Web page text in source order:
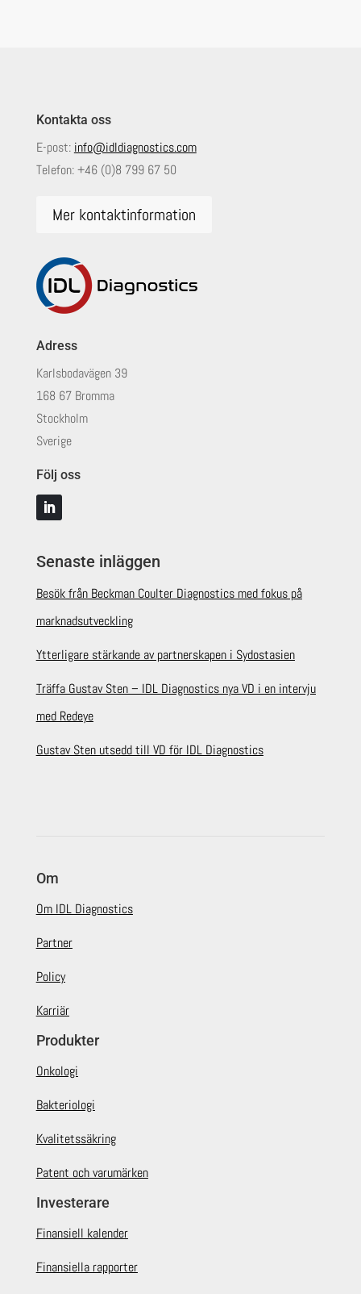
Kontakta oss
E-post: info@idldiagnostics.com
Telefon:+46 (0)8 799 67 50
Mer kontaktinformation
Adress
Karlsbodavägen 39
168 67 Bromma
Stockholm
Sverige
Följ oss
Senaste inläggen
Besök från Beckman Coulter Diagnostics med fokus på
marknadsutveckling
Ytterligare stärkande av partnerskapen i Sydostasien
Träffa Gustav Sten – IDL Diagnostics nya VD i en intervju
med Redeye
Gustav Sten utsedd till VD för IDL Diagnostics
Om
Om IDL Diagnostics
Partner
Policy
Karriär
Produkter
Onkologi
Bakteriologi
Kvalitetssäkring
Patent och varumärken
Investerare
Finansiell kalender
Finansiella rapporter